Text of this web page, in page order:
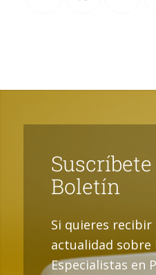
Boletín
Si quieres recibir
actualidad sobre
Especialistas en